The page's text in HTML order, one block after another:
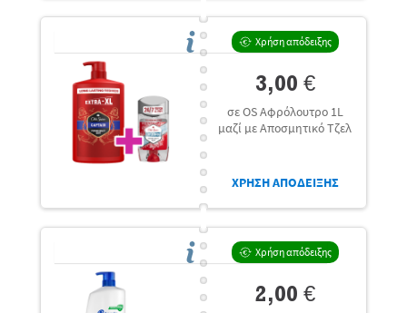
Χρήση απόδειξης
3,00 €
σε OS Αφρόλουτρο 1L
μαζί με Αποσμητικό Τζελ
ΧΡΗΣΗ ΑΠΟΔΕΙΞΗΣ
Χρήση απόδειξης
2,00 €